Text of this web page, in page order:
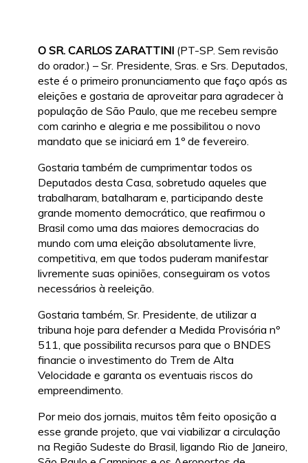
O SR. CARLOS ZARATTINI (PT-SP. Sem revisão
do orador.) – Sr. Presidente, Sras. e Srs. Deputados,
este é o primeiro pronunciamento que faço após as
eleições e gostaria de aproveitar para agradecer à
população de São Paulo, que me recebeu sempre
com carinho e alegria e me possibilitou o novo
mandato que se iniciará em 1º de fevereiro.
Gostaria também de cumprimentar todos os
Deputados desta Casa, sobretudo aqueles que
trabalharam, batalharam e, participando deste
grande momento democrático, que reafirmou o
Brasil como uma das maiores democracias do
mundo com uma eleição absolutamente livre,
competitiva, em que todos puderam manifestar
livremente suas opiniões, conseguiram os votos
necessários à reeleição.
Gostaria também, Sr. Presidente, de utilizar a
tribuna hoje para defender a Medida Provisória nº
511, que possibilita recursos para que o BNDES
financie o investimento do Trem de Alta
Velocidade e garanta os eventuais riscos do
empreendimento.
Por meio dos jornais, muitos têm feito oposição a
esse grande projeto, que vai viabilizar a circulação
na Região Sudeste do Brasil, ligando Rio de Janeiro,